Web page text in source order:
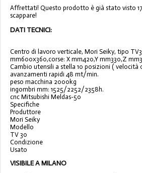
Affrettati! Questo prodotto è già stato visto
scappare!
DATI TECNICI:
Centro di lavoro verticale, Mori Seiky, tipo
mm600x360,corse: X mm420,Y mm330,Z
Cambio utensili a stella 10 posizioni ( velocità
avanzamenti rapidi 48 mt/min.
peso macchina 2000kg
ingombri mm: 1525/2252/2358h.
cnc Mitsubishi Meldas-50
Specifiche
Produttore
Mori Seiky
Modello
TV 30
Condizione
Usato
VISIBILE A MILANO